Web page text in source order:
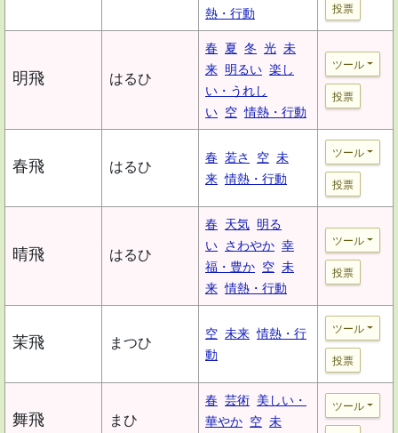
熱・行動
投票
明飛 はるひ
春 夏 冬 光 未
来 明るい 楽し
い・うれし
い 空 情熱・行動
ツール
投票
春飛 はるひ
春 若さ 空 未
来 情熱・行動
ツール
投票
晴飛 はるひ
春 天気 明る
い さわやか 幸
福・豊か 空 未
来 情熱・行動
ツール
投票
茉飛 まつひ
空 未来 情熱・行
動
ツール
投票
舞飛 まひ
春 芸術 美しい・
華やか 空 未
ツール